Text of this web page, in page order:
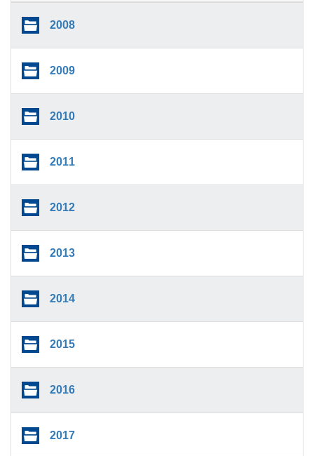
2008
2009
2010
2011
2012
2013
2014
2015
2016
2017